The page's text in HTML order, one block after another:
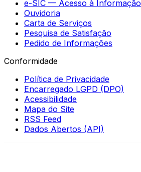
e-SIC — Acesso à Informação
Ouvidoria
Carta de Serviços
Pesquisa de Satisfação
Pedido de Informações
Conformidade
Política de Privacidade
Encarregado LGPD (DPO)
Acessibilidade
Mapa do Site
RSS Feed
Dados Abertos (API)